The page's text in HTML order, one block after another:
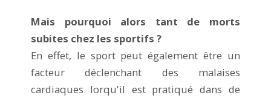
Mais pourquoi alors tant de morts
subites chez les sportifs ?
En effet, le sport peut également être un
facteur déclenchant des malaises
cardiaques lorqu'il est pratiqué dans de